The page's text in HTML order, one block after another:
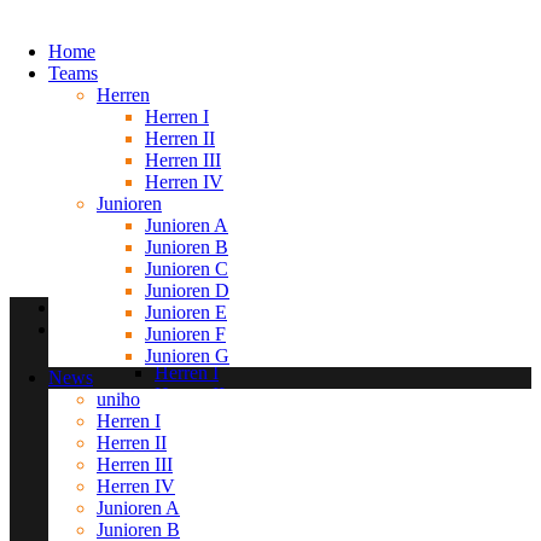
Home
Teams
Herren
Herren I
Herren II
Herren III
Herren IV
Junioren
Junioren A
Junioren B
Junioren C
Junioren D
Junioren E
Junioren F
Junioren G
News
uniho
Herren I
Herren II
Herren III
Herren IV
Junioren A
Junioren B
Herren
Herren I
Herren II
Herren III
Herren IV
Junioren
Junioren A
Junioren B
Junioren C